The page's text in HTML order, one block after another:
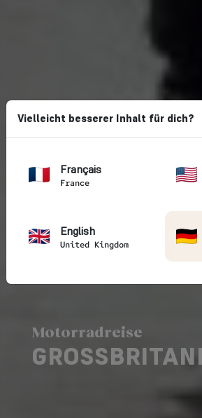
Motorradreise
Vielleicht besserer Inhalt für dich?
Français
France
English
United Kingdom